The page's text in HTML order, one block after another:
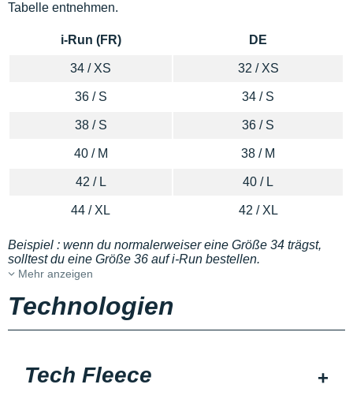
Tabelle entnehmen.
i-Run (FR) DE
34 / XS 32 / XS
36 / S 34 / S
38 / S 36 / S
40 / M 38 / M
42 / L 40 / L
44 / XL 42 / XL
Beispiel : wenn du normalerweiser eine Größe 34 trägst,
solltest du eine Größe 36 auf i-Run bestellen.
Mehr anzeigen
Technologien
Tech Fleece